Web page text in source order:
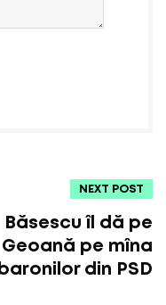
NEXT POST
Băsescu îl dă pe
Geoană pe mîna
baronilor din PSD